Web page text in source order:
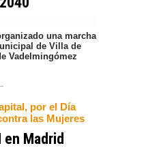
una marcha
de Villa de
Vadelmingómez
por el Día
las Mujeres
Madrid